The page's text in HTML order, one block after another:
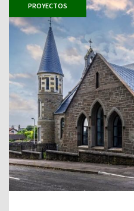
PROYECTOS